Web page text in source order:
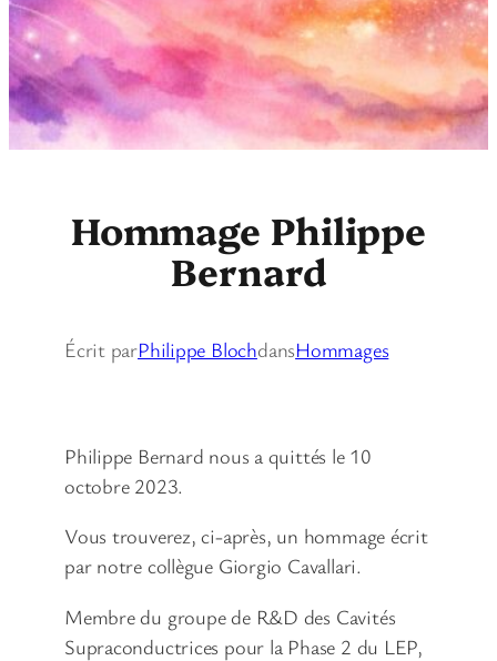
Hommage Philippe
Bernard
Écrit parPhilippe BlochdansHommages
Philippe Bernard nous a quittés le 10
octobre 2023.
Vous trouverez, ci-après, un hommage écrit
par notre collègue Giorgio Cavallari.
Membre du groupe de R&D des Cavités
Supraconductrices pour la Phase 2 du LEP,